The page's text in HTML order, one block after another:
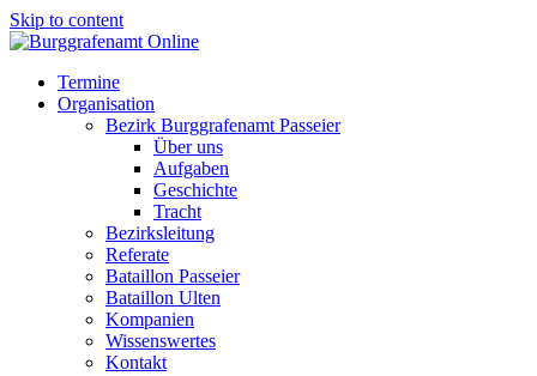
Skip to content
Termine
Organisation
Bezirk Burggrafenamt Passeier
Über uns
Aufgaben
Geschichte
Tracht
Bezirksleitung
Referate
Bataillon Passeier
Bataillon Ulten
Kompanien
Wissenswertes
Kontakt